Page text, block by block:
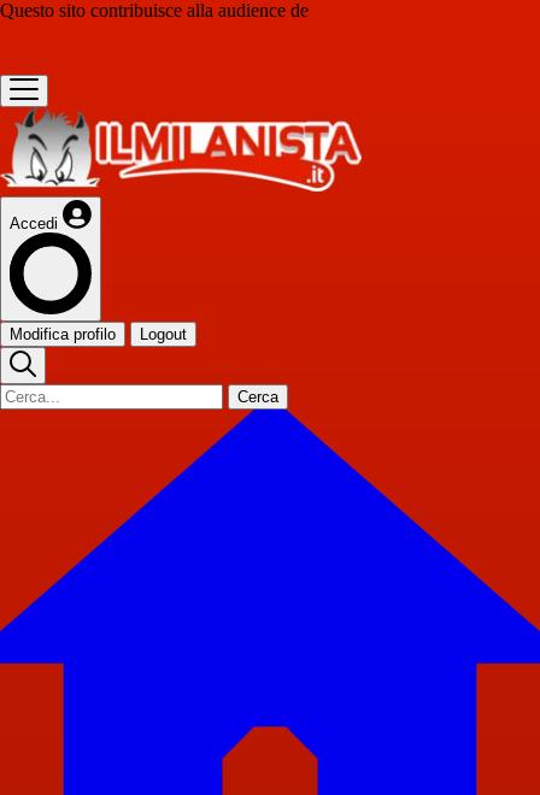
Questo sito contribuisce alla audience de
Accedi
Modifica profilo Logout
Cerca